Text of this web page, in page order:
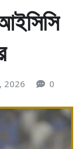
2026 0